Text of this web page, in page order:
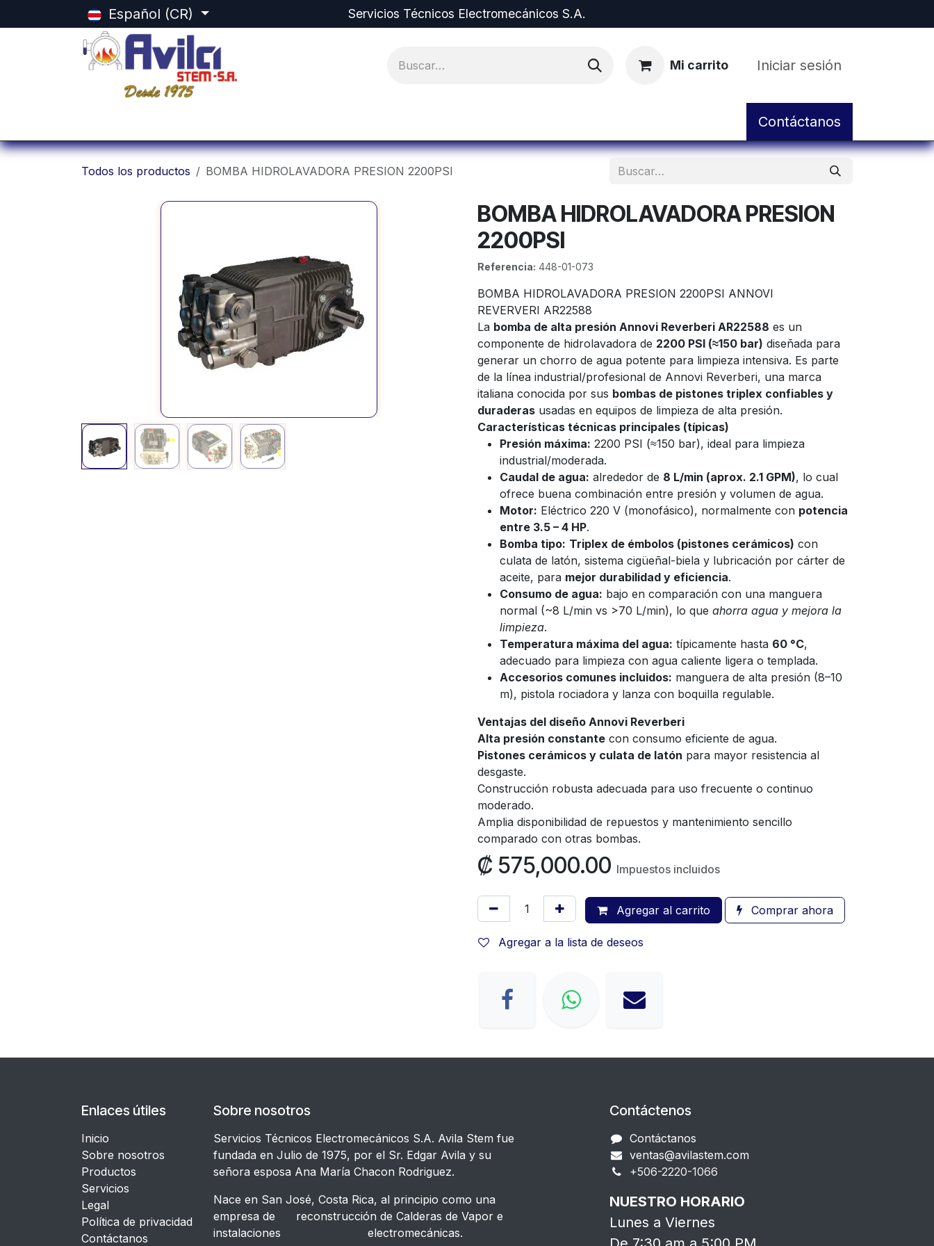
Español (CR) Servicios Técnicos Electromecánicos S.A.
Mi carrito Iniciar sesión
Servicio de Taller y Mantenimiento
Contáctanos
Todos los productos BOMBA HIDROLAVADORA PRESION 2200PSI
BOMBA HIDROLAVADORA PRESION
2200PSI
Referencia: 448-01-073
BOMBA HIDROLAVADORA PRESION 2200PSI ANNOVI
REVERVERI AR22588
La bomba de alta presión Annovi Reverberi AR22588 es un
componente de hidrolavadora de 2200 PSI (≈150 bar) diseñada para
generar un chorro de agua potente para limpieza intensiva. Es parte
de la línea industrial/profesional de Annovi Reverberi, una marca
italiana conocida por sus bombas de pistones triplex confiables y
duraderas usadas en equipos de limpieza de alta presión.
Características técnicas principales (típicas)
Presión máxima: 2200 PSI (≈150 bar), ideal para limpieza
industrial/moderada.
Caudal de agua: alrededor de 8 L/min (aprox. 2.1 GPM), lo cual
ofrece buena combinación entre presión y volumen de agua.
Motor: Eléctrico 220 V (monofásico), normalmente con potencia
entre 3.5 – 4 HP.
Bomba tipo: Triplex de émbolos (pistones cerámicos) con
culata de latón, sistema cigüeñal-biela y lubricación por cárter de
aceite, para mejor durabilidad y eficiencia.
Consumo de agua: bajo en comparación con una manguera
normal (~8 L/min vs >70 L/min), lo que ahorra agua y mejora la
limpieza.
Temperatura máxima del agua: típicamente hasta 60 °C,
adecuado para limpieza con agua caliente ligera o templada.
Accesorios comunes incluidos: manguera de alta presión (8–10
m), pistola rociadora y lanza con boquilla regulable.
Ventajas del diseño Annovi Reverberi
Alta presión constante con consumo eficiente de agua.
Pistones cerámicos y culata de latón para mayor resistencia al
desgaste.
Construcción robusta adecuada para uso frecuente o continuo
moderado.
Amplia disponibilidad de repuestos y mantenimiento sencillo
comparado con otras bombas.
₡ 575,000.00 Impuestos incluidos
Agregar al carrito Comprar ahora
Agregar a la lista de deseos
Enlaces útiles
Inicio
Sobre nosotros
Productos
Servicios
Legal
​Política de privacidad
Contáctanos
Sobre nosotros
Servicios Técnicos Electromecánicos S.A. Avila Stem fue
fundada en Julio de 1975, por el Sr. Edgar Avila y su
señora esposa Ana María Chacon Rodriguez.
Nace en San José, Costa Rica, al principio como una
empresa de reconstrucción de Calderas de Vapor e
instalaciones electromecánicas.
Contáctenos
Contáctanos
ventas@avilastem.com
+506-2220-1066​
NUESTRO HORARIO
Lunes a Viernes